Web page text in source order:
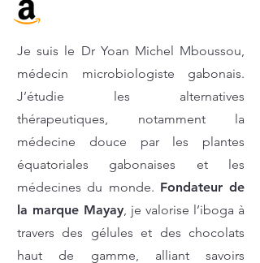
Je suis le Dr Yoan Michel Mboussou,
médecin microbiologiste gabonais.
J’étudie les alternatives
thérapeutiques, notamment la
médecine douce par les plantes
équatoriales gabonaises et les
médecines du monde. Fondateur de
la marque Mayay, je valorise l’iboga à
travers des gélules et des chocolats
haut de gamme, alliant savoirs